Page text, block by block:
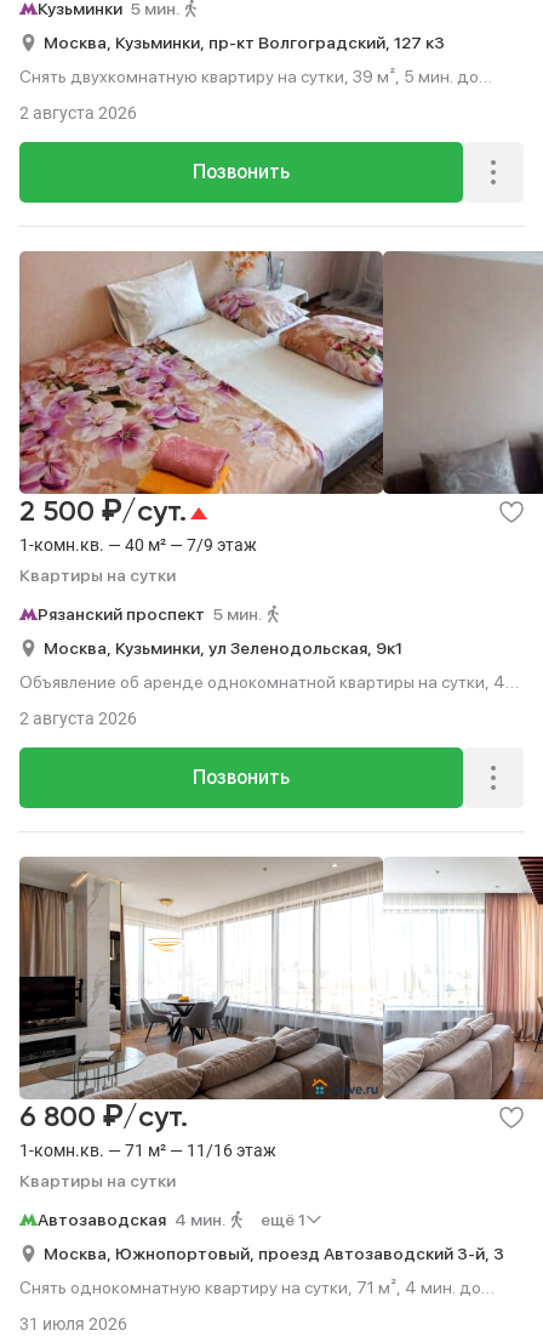
Кузьминки 5 мин.
Москва, Кузьминки, пр-кт Волгоградский, 127 к3
Снять двухкомнатную квартиру на сутки, 39 м², 5 мин. до
Позвонить
2 августа 2026
1-комн.кв. — 40 м² — 7/9 этаж
Квартиры на сутки
2 500 ₽/сут.
Рязанский проспект 5 мин.
Москва, Кузьминки, ул Зеленодольская, 9к1
Объявление об аренде однокомнатной квартиры на сутки, 40
Позвонить
2 августа 2026
1-комн.кв. — 71 м² — 11/16 этаж
Квартиры на сутки
6 800 ₽/сут.
Автозаводская 4 мин.
ещё 1
Москва, Южнопортовый, проезд Автозаводский 3-й, 3
Снять однокомнатную квартиру на сутки, 71 м², 4 мин. до
31 июля 2026